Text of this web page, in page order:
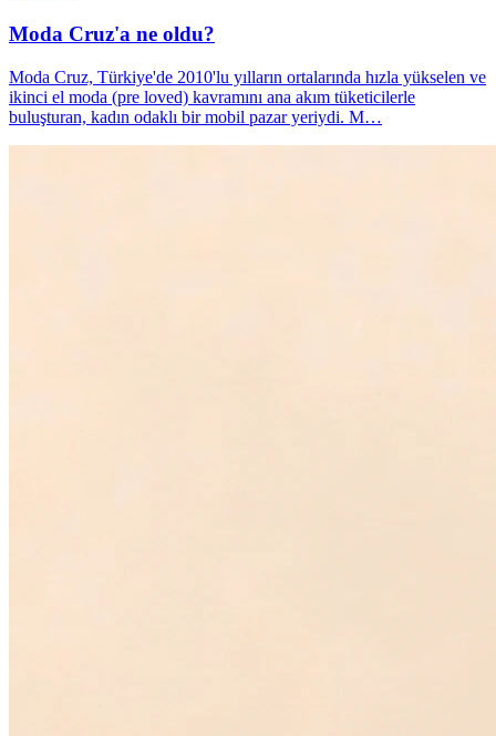
Moda Cruz'a ne oldu?
Moda Cruz, Türkiye'de 2010'lu yılların ortalarında hızla yükselen ve
ikinci el moda (pre loved) kavramını ana akım tüketicilerle
buluşturan, kadın odaklı bir mobil pazar yeriydi. M…